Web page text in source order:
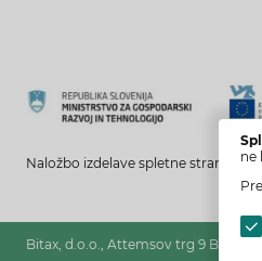
Naložbo izdelave spletne strani in
Bitax, d.o.o., Attemsov trg 9 B, 3342
ne